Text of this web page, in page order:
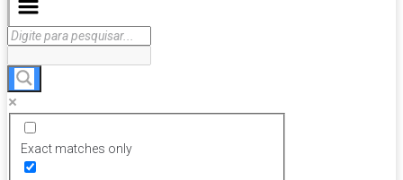
Exact matches only